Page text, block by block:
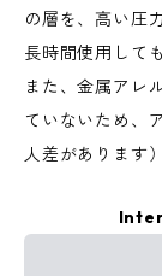
の層を、高い圧
長時間使用して
また、金属アレ
ていないため、
人差があります）